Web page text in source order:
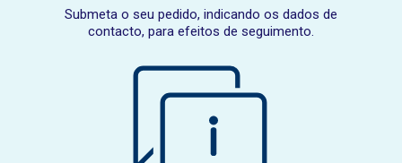
Submeta o seu pedido, indicando os dados de
contacto, para efeitos de seguimento.